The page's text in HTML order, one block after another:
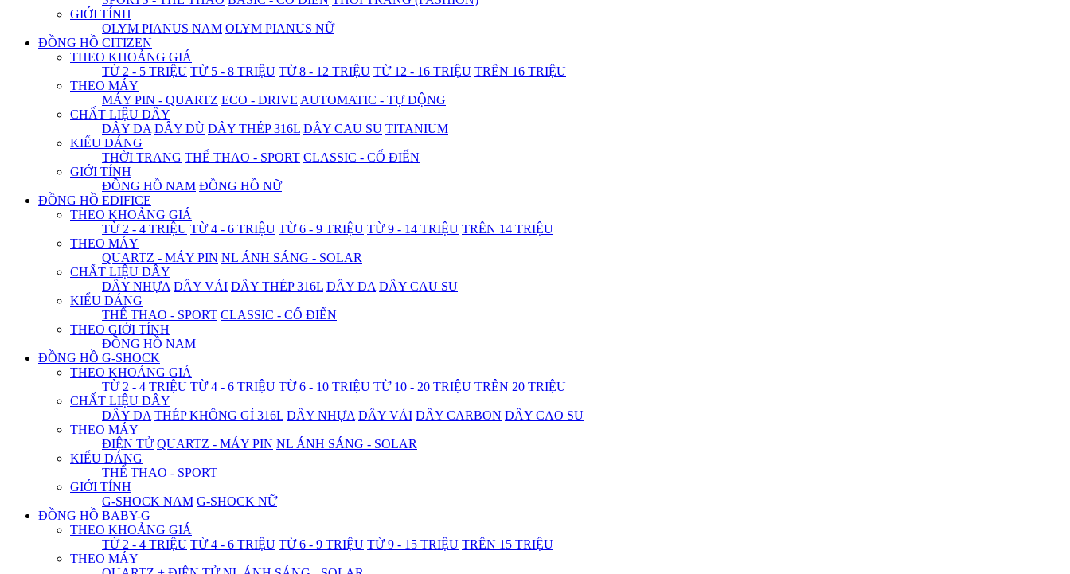
GIỚI TÍNH
OLYM PIANUS NAM OLYM PIANUS NỮ
ĐỒNG HỒ CITIZEN
THEO KHOẢNG GIÁ
TỪ 2 - 5 TRIỆU TỪ 5 - 8 TRIỆU TỪ 8 - 12 TRIỆU TỪ 12 - 16 TRIỆU TRÊN 16 TRIỆU
THEO MÁY
MÁY PIN - QUARTZ ECO - DRIVE AUTOMATIC - TỰ ĐỘNG
CHẤT LIỆU DÂY
DÂY DA DÂY DÙ DÂY THÉP 316L DÂY CAU SU TITANIUM
KIỂU DÁNG
THỜI TRANG THỂ THAO - SPORT CLASSIC - CỔ ĐIỂN
GIỚI TÍNH
ĐỒNG HỒ NAM ĐỒNG HỒ NỮ
ĐỒNG HỒ EDIFICE
THEO KHOẢNG GIÁ
TỪ 2 - 4 TRIỆU TỪ 4 - 6 TRIỆU TỪ 6 - 9 TRIỆU TỪ 9 - 14 TRIỆU TRÊN 14 TRIỆU
THEO MÁY
QUARTZ - MÁY PIN NL ÁNH SÁNG - SOLAR
CHẤT LIỆU DÂY
DÂY NHỰA DÂY VẢI DÂY THÉP 316L DÂY DA DÂY CAU SU
KIỂU DÁNG
THỂ THAO - SPORT CLASSIC - CỔ ĐIỂN
THEO GIỚI TÍNH
ĐỒNG HỒ NAM
ĐỒNG HỒ G-SHOCK
THEO KHOẢNG GIÁ
TỪ 2 - 4 TRIỆU TỪ 4 - 6 TRIỆU TỪ 6 - 10 TRIỆU TỪ 10 - 20 TRIỆU TRÊN 20 TRIỆU
CHẤT LIỆU DÂY
DÂY DA THÉP KHÔNG GỈ 316L DÂY NHỰA DÂY VẢI DÂY CARBON DÂY CAO SU
THEO MÁY
ĐIỆN TỬ QUARTZ - MÁY PIN NL ÁNH SÁNG - SOLAR
KIỂU DÁNG
THỂ THAO - SPORT
GIỚI TÍNH
G-SHOCK NAM G-SHOCK NỮ
ĐỒNG HỒ BABY-G
THEO KHOẢNG GIÁ
TỪ 2 - 4 TRIỆU TỪ 4 - 6 TRIỆU TỪ 6 - 9 TRIỆU TỪ 9 - 15 TRIỆU TRÊN 15 TRIỆU
THEO MÁY